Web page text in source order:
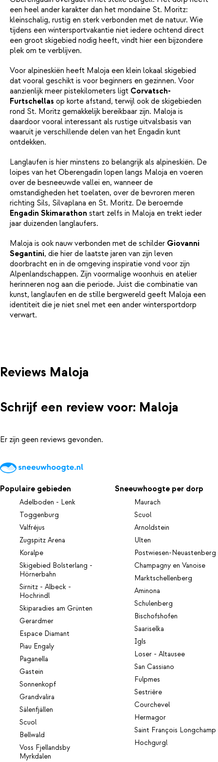
een heel ander karakter dan het mondaine St. Moritz:
kleinschalig, rustig en sterk verbonden met de natuur. Wie
tijdens een wintersportvakantie niet iedere ochtend direct
een groot skigebied nodig heeft, vindt hier een bijzondere
plek om te verblijven.
Voor alpineskiën heeft Maloja een klein lokaal skigebied
dat vooral geschikt is voor beginners en gezinnen. Voor
aanzienlijk meer pistekilometers ligt Corvatsch-
Furtschellas op korte afstand, terwijl ook de skigebieden
rond St. Moritz gemakkelijk bereikbaar zijn. Maloja is
daardoor vooral interessant als rustige uitvalsbasis van
waaruit je verschillende delen van het Engadin kunt
ontdekken.
Langlaufen is hier minstens zo belangrijk als alpineskiën. De
loipes van het Oberengadin lopen langs Maloja en voeren
over de besneeuwde vallei en, wanneer de
omstandigheden het toelaten, over de bevroren meren
richting Sils, Silvaplana en St. Moritz. De beroemde
Engadin Skimarathon start zelfs in Maloja en trekt ieder
jaar duizenden langlaufers.
Maloja is ook nauw verbonden met de schilder Giovanni
Segantini, die hier de laatste jaren van zijn leven
doorbracht en in de omgeving inspiratie vond voor zijn
Alpenlandschappen. Zijn voormalige woonhuis en atelier
herinneren nog aan die periode. Juist die combinatie van
kunst, langlaufen en de stille bergwereld geeft Maloja een
identiteit die je niet snel met een ander wintersportdorp
verwart.
Reviews Maloja
Schrijf een review voor: Maloja
Er zijn geen reviews gevonden.
Populaire gebieden
Adelboden - Lenk
Toggenburg
Valfréjus
Zugspitz Arena
Koralpe
Skigebied Bolsterlang -
Hörnerbahn
Sirnitz - Albeck -
Hochrindl
Skiparadies am Grünten
Gerardmer
Espace Diamant
Piau Engaly
Paganella
Gastein
Sonnenkopf
Grandvalira
Sälenfjällen
Scuol
Bellwald
Voss Fjellandsby
Myrkdalen
Sneeuwhoogte per dorp
Maurach
Scuol
Arnoldstein
Ulten
Postwiesen-Neuastenberg
Champagny en Vanoise
Marktschellenberg
Aminona
Schulenberg
Bischofshofen
Saariselka
Igls
Loser - Altausee
San Cassiano
Fulpmes
Sestrière
Courchevel
Hermagor
Saint François Longchamp
Hochgurgl